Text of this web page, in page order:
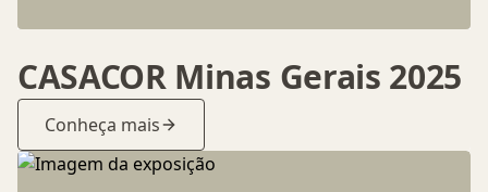
CASACOR Minas Gerais 2025
Conheça mais